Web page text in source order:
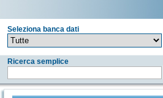
Seleziona banca dati
Ricerca semplice